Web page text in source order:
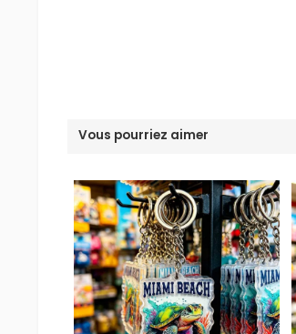
Vous pourriez aimer